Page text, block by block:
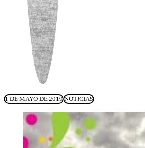
1 DE MAYO DE 2019 NOTICIAS